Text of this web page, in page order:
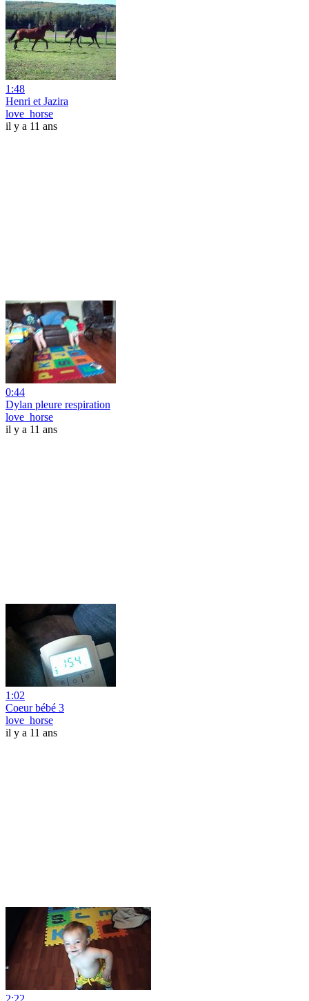
1:48
Henri et Jazira
love_horse
il y a 11 ans
0:44
Dylan pleure respiration
love_horse
il y a 11 ans
1:02
Coeur bébé 3
love_horse
il y a 11 ans